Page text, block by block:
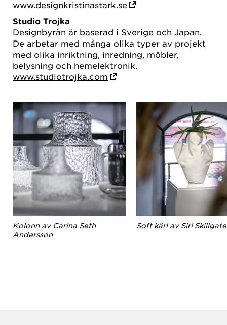
www.designkristinastark.se
Studio Trojka
Designbyrån är baserad i Sverige och Japan.
De arbetar med många olika typer av projekt
med olika inriktning, inredning, möbler,
belysning och hemelektronik.
www.studiotrojka.com
Kolonn av Carina Seth
Andersson
Soft kärl av Siri Skillgate